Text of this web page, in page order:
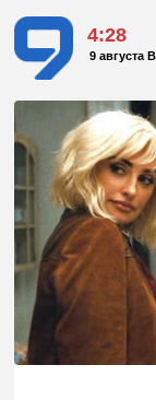
4:28
9 августа